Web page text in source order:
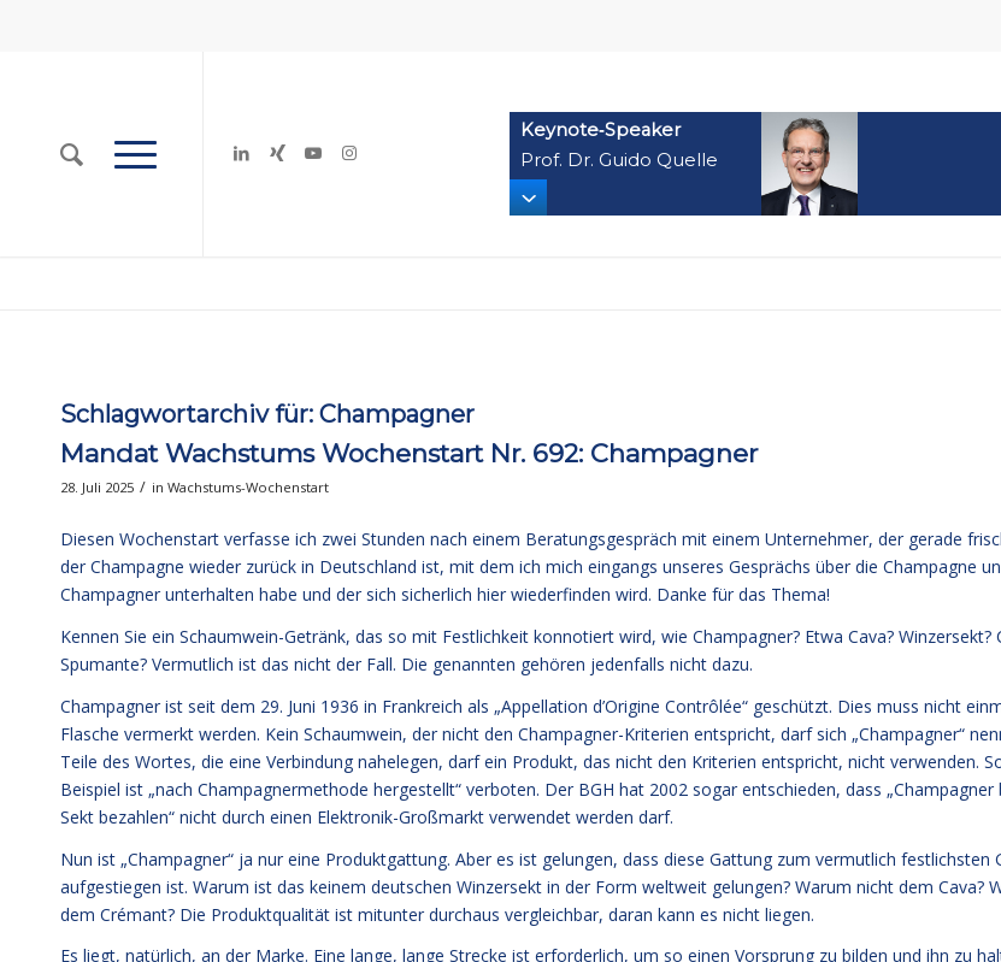
Keynote‑Speaker
Prof. Dr. Guido Quelle
Schlagwortarchiv für: Champagner
Mandat Wachstums Wochenstart Nr. 692: Champagner
28. Juli 2025 / in Wachstums-Wochenstart
Diesen Wochenstart verfasse ich zwei Stunden nach einem Beratungsgespräch mit einem Unternehmer, der gerade
der Champagne wieder zurück in Deutschland ist, mit dem ich mich eingangs unseres Gesprächs über die Champagne
Champagner unterhalten habe und der sich sicherlich hier wiederfinden wird. Danke für das Thema!
Kennen Sie ein Schaumwein-Getränk, das so mit Festlichkeit konnotiert wird, wie Champagner? Etwa Cava? Winzersekt?
Spumante? Vermutlich ist das nicht der Fall. Die genannten gehören jedenfalls nicht dazu.
Champagner ist seit dem 29. Juni 1936 in Frankreich als „Appellation d’Origine Contrôlée“ geschützt. Dies muss nicht
Flasche vermerkt werden. Kein Schaumwein, der nicht den Champagner-Kriterien entspricht, darf sich „Champagner“
Teile des Wortes, die eine Verbindung nahelegen, darf ein Produkt, das nicht den Kriterien entspricht, nicht verwenden.
Beispiel ist „nach Champagnermethode hergestellt“ verboten. Der BGH hat 2002 sogar entschieden, dass
Sekt bezahlen“ nicht durch einen Elektronik-Großmarkt verwendet werden darf.
Nun ist „Champagner“ ja nur eine Produktgattung. Aber es ist gelungen, dass diese Gattung zum vermutlich festlichsten
aufgestiegen ist. Warum ist das keinem deutschen Winzersekt in der Form weltweit gelungen? Warum nicht dem Cava?
dem Crémant? Die Produktqualität ist mitunter durchaus vergleichbar, daran kann es nicht liegen.
Es liegt, natürlich, an der Marke. Eine lange, lange Strecke ist erforderlich, um so einen Vorsprung zu bilden und ihn zu